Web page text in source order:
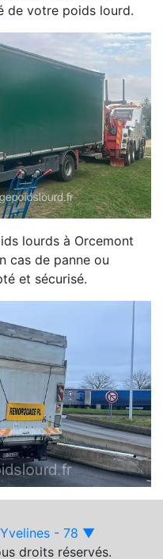
de votre poids lourd.
lourds à Orcemont
cas de panne ou
et sécurisé.
- 78 ▼
droits réservés.